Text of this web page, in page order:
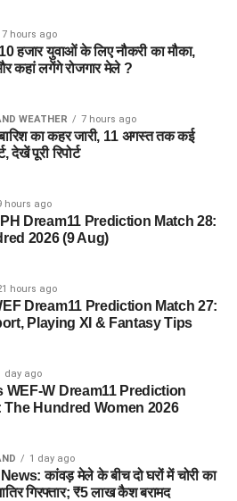
7 hours ago
हजार युवाओं के लिए नौकरी का मौका,
कहां लगेंगे रोजगार मेले ?
WEATHER 7 hours ago
का कहर जारी, 11 अगस्त तक कई
देखें पूरी रिपोर्ट
hours ago
Dream11 Prediction Match 28:
2026 (9 Aug)
hours ago
Dream11 Prediction Match 27:
Playing XI & Fantasy Tips
day ago
WEF-W Dream11 Prediction
The Hundred Women 2026
1 day ago
कांवड़ मेले के बीच दो घरों में चोरी का
गिरफ्तार; ₹5 लाख कैश बरामद